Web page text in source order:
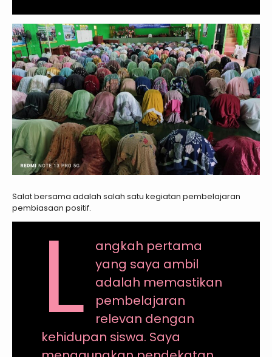
Salat bersama adalah salah satu kegiatan pembelajaran
pembiasaan positif.
L
angkah pertama
yang saya ambil
adalah memastikan
pembelajaran
relevan dengan
kehidupan siswa. Saya